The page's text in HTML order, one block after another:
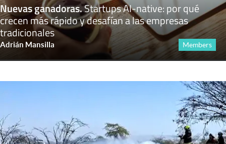
Nuevas ganadoras.Startups AI-native: por qué
crecen más rápido y desafían a las empresas
tradicionales
Adrián Mansilla Members